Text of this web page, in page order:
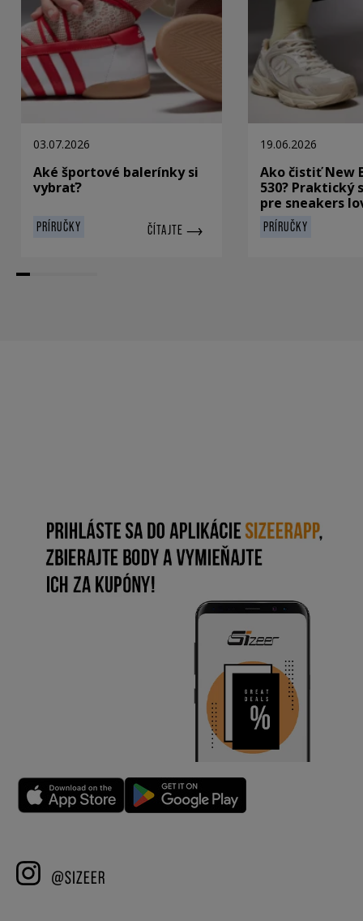
03.07.2026
Aké športové balerínky si
vybrať?
PRÍRUČKY ČÍTAJTE
19.06.2026
Ako čistiť New
530? Praktický
pre sneakers
PRÍRUČKY